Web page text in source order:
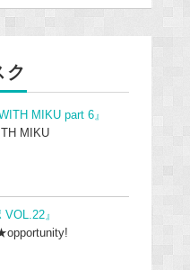
ク
MIKU part 6』
MIKU
VOL.22』